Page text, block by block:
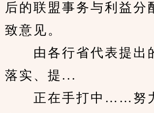
后的联盟事务与利益分
致意见。
由各行省代表提出
落实、提...
正在手打中……努